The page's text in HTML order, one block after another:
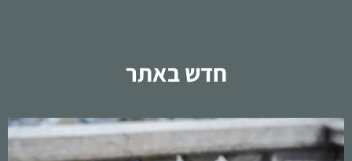
חדש באתר